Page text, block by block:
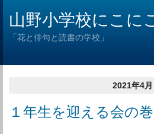
山野小学校にこに
「花と俳句と読書の学校」
2021年4月
１年生を迎える会の巻